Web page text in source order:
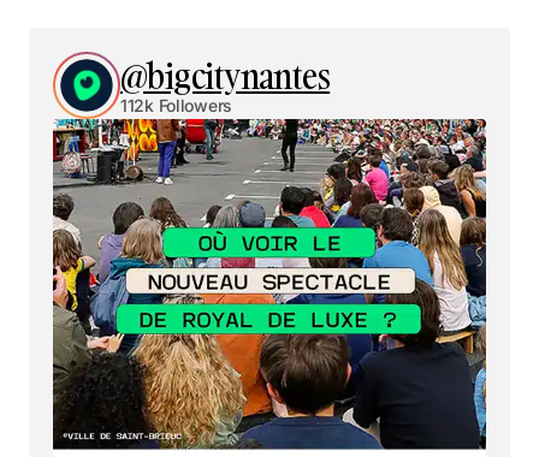
@bigcitynantes
112k Followers